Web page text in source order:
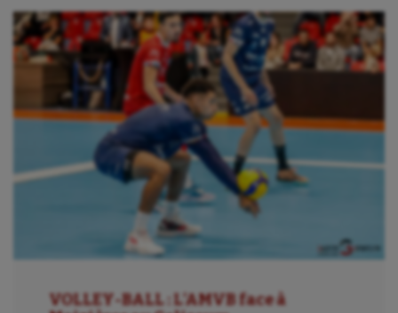
VOLLEY-BALL : L’AMVB face à